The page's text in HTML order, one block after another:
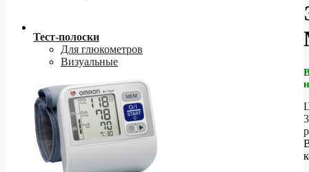
Тест-полоски
Для глюкометров
Визуальные